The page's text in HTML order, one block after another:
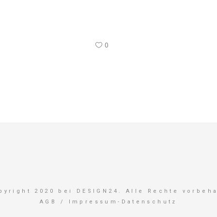
0
2020 bei DESIGN24. Alle Rechte
AGB
/ Impressum-Datenschutz